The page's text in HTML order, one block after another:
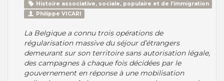
Histoire associative, sociale, populaire et de l’immigration
Philippe VICARI
La Belgique a connu trois opérations de
régularisation massive du séjour d’étrangers
demeurant sur son territoire sans autorisation légale,
des campagnes à chaque fois décidées par le
gouvernement en réponse à une mobilisation